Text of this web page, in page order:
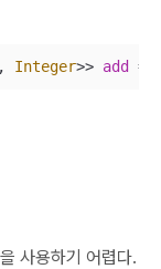
, Integer>> add =
사용하기 어렵다.